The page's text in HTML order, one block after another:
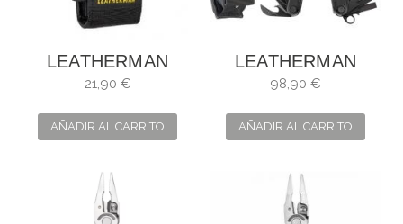
LEATHERMAN
FUNDA NYLON
21,90 €
AÑADIR AL CARRITO
LEATHERMAN
REBAR BLACK
98,90 €
AÑADIR AL CARRITO